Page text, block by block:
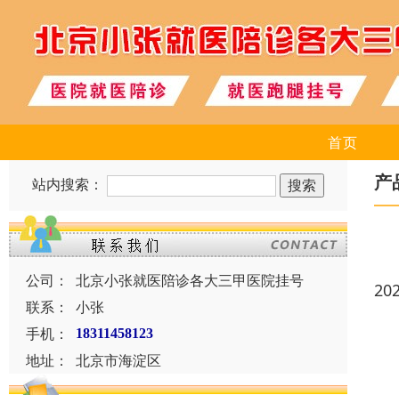
首页
站内搜索：
公司：
北京小张就医陪诊各大三甲医院挂号
联系：
小张
手机：
18311458123
地址： 北京市海淀区
产